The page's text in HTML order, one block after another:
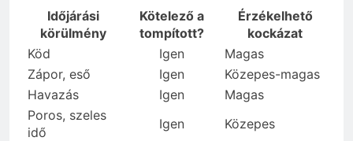
Időjárási
körülmény
Kötelező a
tompított?
Érzékelhető
kockázat
Köd
Igen
Magas
Zápor, eső
Igen
Közepes-magas
Havazás
Igen
Magas
Poros, szeles
idő
Igen
Közepes